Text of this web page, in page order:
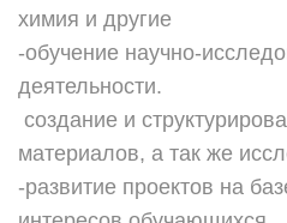
химия и другие
-обучение научно-
деятельности.
создание и
материалов, а так же
-развитие проектов на